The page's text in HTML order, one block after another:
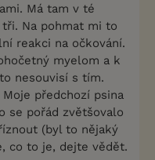
Má tam v té
Na pohmat mi to
reakci na očkování.
myelom a k
nesouvisí s tím.
předchozí psina
se pořád zvětšovalo
(byl to nějaký
co to je, dejte vědět.